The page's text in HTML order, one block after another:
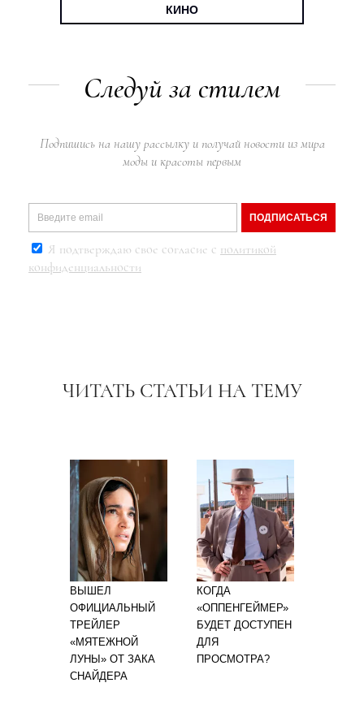
КИНО
Следуй за стилем
Подпишись на нашу рассылку и получай новости из мира
моды и красоты первым
ПОДПИСАТЬСЯ
Я подтверждаю свое согласие с политикой
конфиденциальности
ЧИТАТЬ СТАТЬИ НА ТЕМУ
ВЫШЕЛ
ОФИЦИАЛЬНЫЙ
ТРЕЙЛЕР
«МЯТЕЖНОЙ
ЛУНЫ» ОТ ЗАКА
СНАЙДЕРА
КОГДА
«ОППЕНГЕЙМЕР»
БУДЕТ ДОСТУПЕН
ДЛЯ
ПРОСМОТРА?